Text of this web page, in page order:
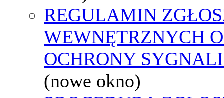
REGULAMIN
WEWNĘTRZNYCH
OCHRONY
(nowe okno)